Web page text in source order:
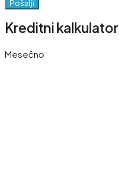
Pošalji
Kreditni kalkulator
Mesečno